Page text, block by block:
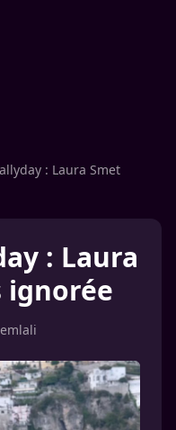
: Laura Smet
: Laura
ignorée